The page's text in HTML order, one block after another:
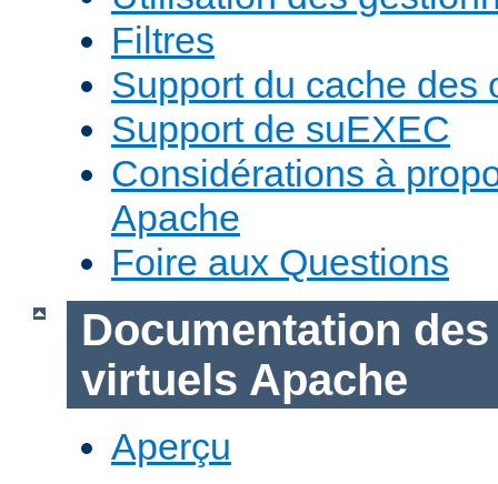
Filtres
Support du cache des
Support de suEXEC
Considérations à
Apache
Foire aux Questions
Documentation
virtuels Apache
Aperçu